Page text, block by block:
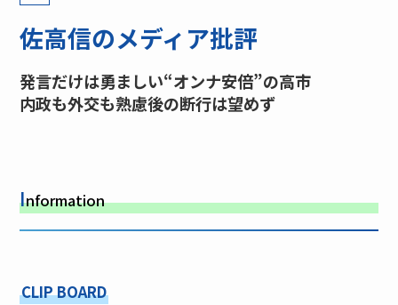
佐高信のメディア批評
発言だけは勇ましい“オンナ安倍”の高市
内政も外交も熟慮後の断行は望めず
Information
CLIP BOARD